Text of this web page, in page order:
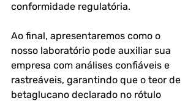
conformidade regulatória.
Ao final, apresentaremos como o
nosso laboratório pode auxiliar sua
empresa com análises confiáveis e
rastreáveis, garantindo que o teor de
betaglucano declarado no rótulo